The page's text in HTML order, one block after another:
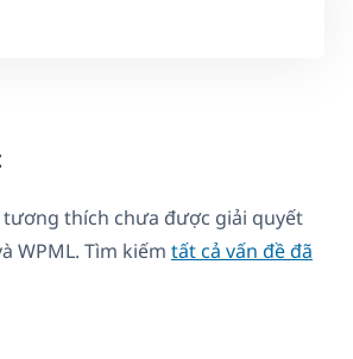
tương thích chưa được giải quyết
WPML. Tìm kiếm tất cả vấn đề đã